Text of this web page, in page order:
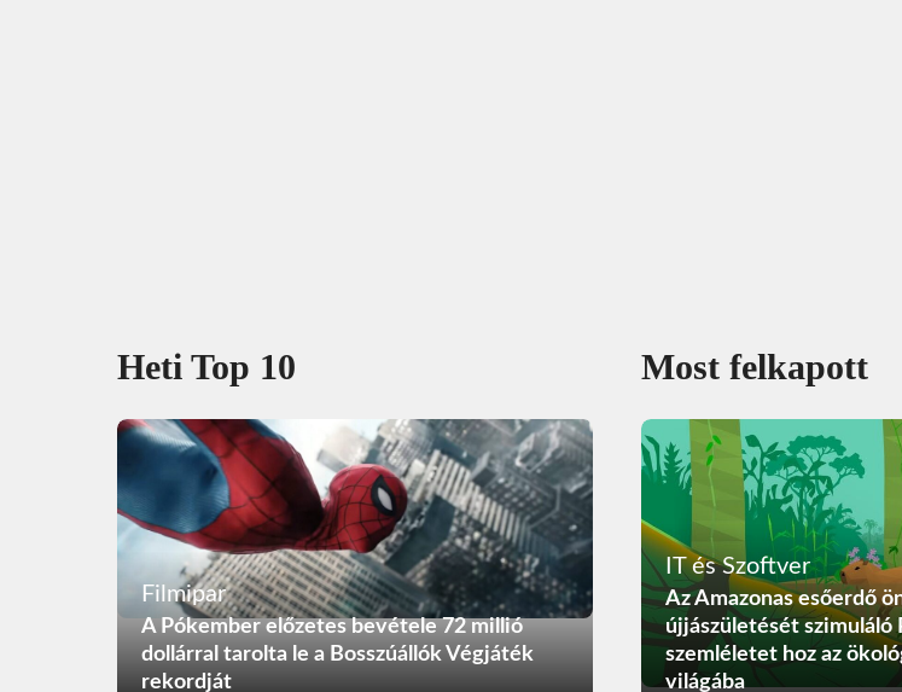
Heti Top 10
Filmipar
A Pókember előzetes bevétele 72 millió
dollárral tarolta le a Bosszúállók Végjáték
rekordját
Most felkapott
IT és Szoftver
Az Amazonas esőerdő
újjászületését szimuláló
szemléletet hoz az
világába